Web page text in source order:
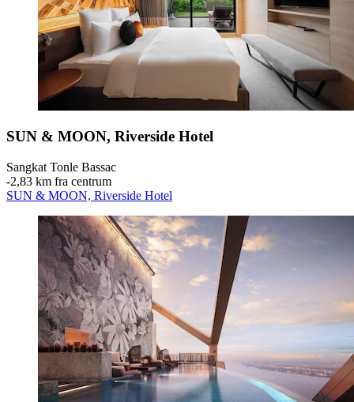
SUN & MOON, Riverside Hotel
Sangkat Tonle Bassac
‐2,83 km fra centrum
SUN & MOON, Riverside Hotel